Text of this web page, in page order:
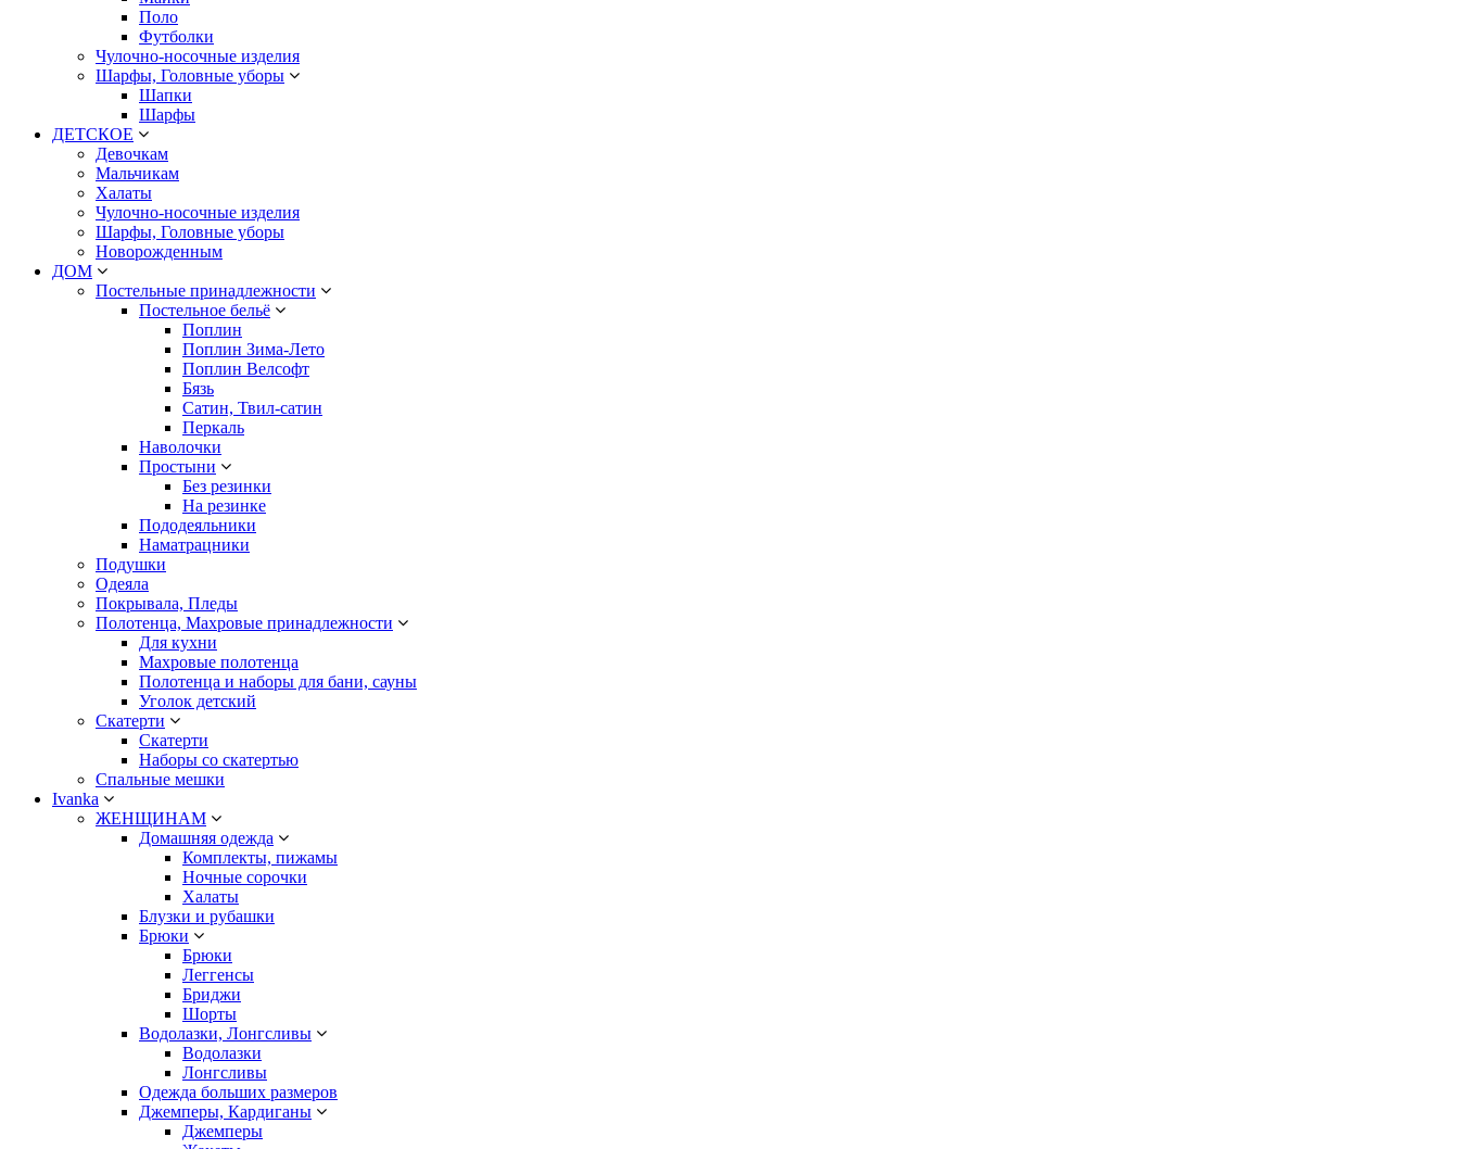
Поло
Футболки
Чулочно-носочные изделия
Шарфы, Головные уборы
Шапки
Шарфы
ДЕТСКОЕ
Девочкам
Мальчикам
Халаты
Чулочно-носочные изделия
Шарфы, Головные уборы
Новорожденным
ДОМ
Постельные принадлежности
Постельное бельё
Поплин
Поплин Зима-Лето
Поплин Велсофт
Бязь
Сатин, Твил-сатин
Перкаль
Наволочки
Простыни
Без резинки
На резинке
Пододеяльники
Наматрацники
Подушки
Одеяла
Покрывала, Пледы
Полотенца, Махровые принадлежности
Для кухни
Махровые полотенца
Полотенца и наборы для бани, сауны
Уголок детский
Скатерти
Скатерти
Наборы со скатертью
Спальные мешки
Ivanka
ЖЕНЩИНАМ
Домашняя одежда
Комплекты, пижамы
Ночные сорочки
Халаты
Блузки и рубашки
Брюки
Брюки
Леггенсы
Бриджи
Шорты
Водолазки, Лонгсливы
Водолазки
Лонгсливы
Одежда больших размеров
Джемперы, Кардиганы
Джемперы